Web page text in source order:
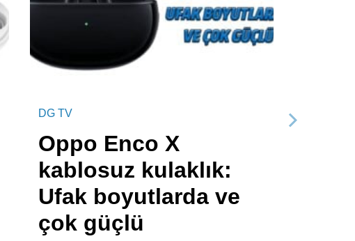
DG TV
Oppo Enco X
kablosuz kulaklık:
Ufak boyutlarda ve
çok güçlü
Sonraki